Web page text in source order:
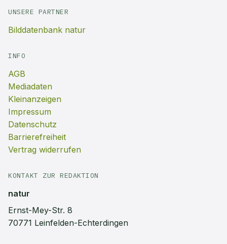
UNSERE PARTNER
Bilddatenbank natur
INFO
AGB
Mediadaten
Kleinanzeigen
Impressum
Datenschutz
Barrierefreiheit
Vertrag widerrufen
KONTAKT ZUR REDAKTION
natur
Ernst-Mey-Str. 8
70771 Leinfelden-Echterdingen